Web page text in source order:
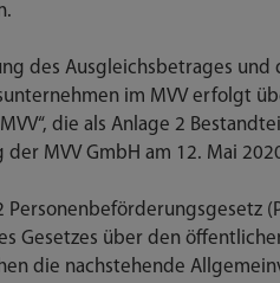
des Ausgleichsbetrages und
im MVV erfolgt
die als Anlage 2
MVV GmbH am 12. Mai
Personenbeförderungsgesetz
Gesetzes über den
die nachstehende